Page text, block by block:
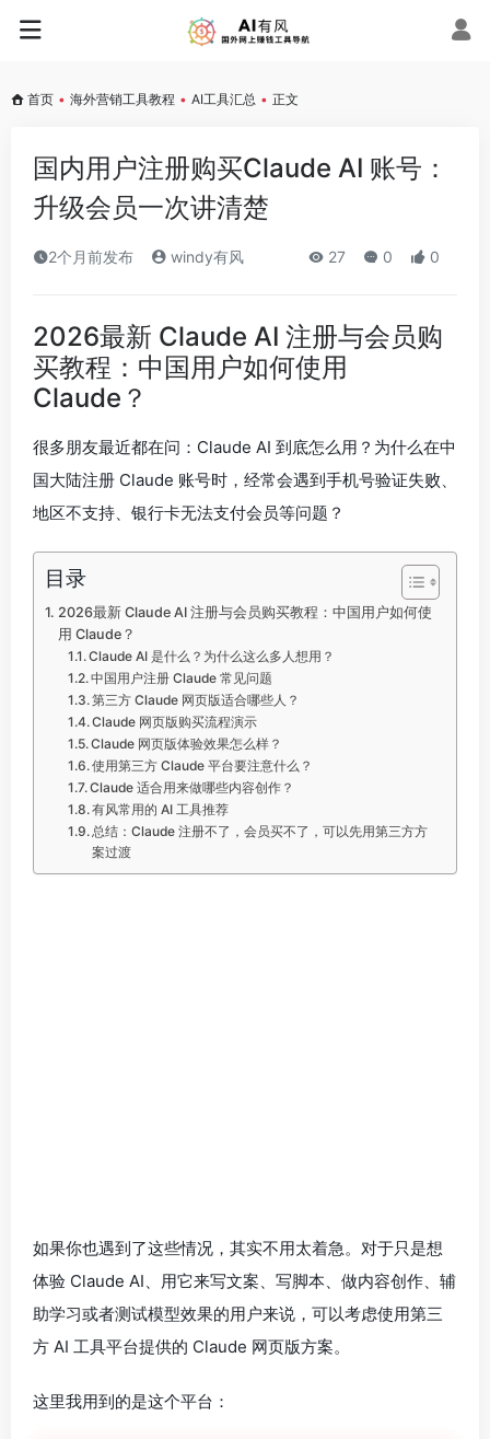
首页 • 海外营销工具教程 • AI工具汇总 • 正文
国内用户注册购买Claude AI 账号：
升级会员一次讲清楚
2个月前发布 windy有风 27 0 0
2026最新 Claude AI 注册与会员购
买教程：中国用户如何使用
Claude？
很多朋友最近都在问：Claude AI 到底怎么用？为什么在中
国大陆注册 Claude 账号时，经常会遇到手机号验证失败、
地区不支持、银行卡无法支付会员等问题？
目录
2026最新 Claude AI 注册与会员购买教程：中国用户如何使
用 Claude？
Claude AI 是什么？为什么这么多人想用？
中国用户注册 Claude 常见问题
第三方 Claude 网页版适合哪些人？
Claude 网页版购买流程演示
Claude 网页版体验效果怎么样？
使用第三方 Claude 平台要注意什么？
Claude 适合用来做哪些内容创作？
有风常用的 AI 工具推荐
总结：Claude 注册不了，会员买不了，可以先用第三方方
案过渡
如果你也遇到了这些情况，其实不用太着急。对于只是想
体验 Claude AI、用它来写文案、写脚本、做内容创作、辅
助学习或者测试模型效果的用户来说，可以考虑使用第三
方 AI 工具平台提供的 Claude 网页版方案。
这里我用到的是这个平台：